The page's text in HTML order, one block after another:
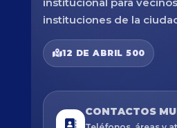
instituciones de la
12 DE ABRIL 500
CONTACTOS